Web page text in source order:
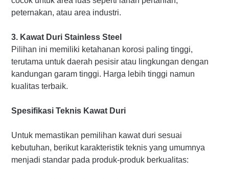
peternakan, atau area industri.
3. Kawat Duri Stainless Steel
Pilihan ini memiliki ketahanan korosi paling tinggi,
terutama untuk daerah pesisir atau lingkungan dengan
kandungan garam tinggi. Harga lebih tinggi namun
kualitas terbaik.
Spesifikasi Teknis Kawat Duri
Untuk memastikan pemilihan kawat duri sesuai
kebutuhan, berikut karakteristik teknis yang umumnya
menjadi standar pada produk-produk berkualitas: